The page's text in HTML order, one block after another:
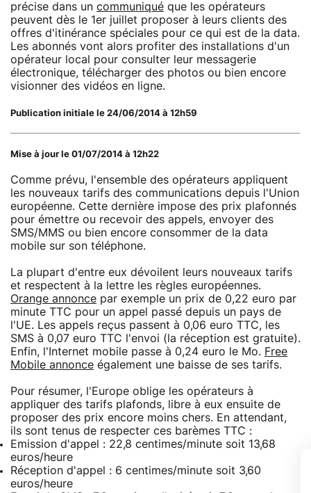
précise dans un communiqué que les opérateurs
peuvent dès le 1er juillet proposer à leurs clients des
offres d'itinérance spéciales pour ce qui est de la data.
Les abonnés vont alors profiter des installations d'un
opérateur local pour consulter leur messagerie
électronique, télécharger des photos ou bien encore
visionner des vidéos en ligne.
Publication initiale le 24/06/2014 à 12h59
Mise à jour le 01/07/2014 à 12h22
Comme prévu, l'ensemble des opérateurs appliquent
les nouveaux tarifs des communications depuis l'Union
européenne. Cette dernière impose des prix plafonnés
pour émettre ou recevoir des appels, envoyer des
SMS/MMS ou bien encore consommer de la data
mobile sur son téléphone.
La plupart d'entre eux dévoilent leurs nouveaux tarifs
et respectent à la lettre les règles européennes.
Orange annonce par exemple un prix de 0,22 euro par
minute TTC pour un appel passé depuis un pays de
l'UE. Les appels reçus passent à 0,06 euro TTC, les
SMS à 0,07 euro TTC l'envoi (la réception est gratuite).
Enfin, l'Internet mobile passe à 0,24 euro le Mo. Free
Mobile annonce également une baisse de ses tarifs.
Pour résumer, l'Europe oblige les opérateurs à
appliquer des tarifs plafonds, libre à eux ensuite de
proposer des prix encore moins chers. En attendant,
ils sont tenus de respecter ces barèmes TTC :
Emission d'appel : 22,8 centimes/minute soit 13,68
euros/heure
Réception d'appel : 6 centimes/minute soit 3,60
euros/heure